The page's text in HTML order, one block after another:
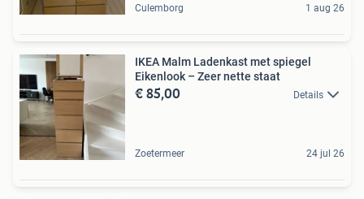
Culemborg 1 aug 26
IKEA Malm Ladenkast met spiegel
Eikenlook – Zeer nette staat
€ 85,00 Details
Zoetermeer 24 jul 26